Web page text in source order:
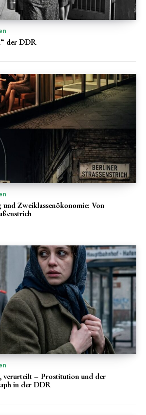
der DDR
und Zweiklassenökonomie: Von
verurteilt – Prostitution und der
in der DDR